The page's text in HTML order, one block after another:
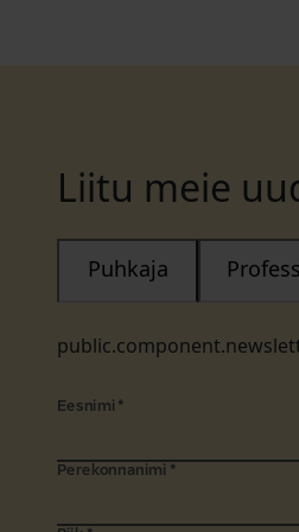
Liitu meie
Puhkaja
Eesnimi *
Perekonnanimi *